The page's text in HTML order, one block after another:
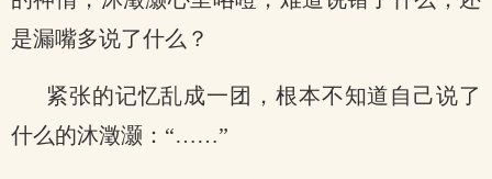
是漏嘴多说了什么？
紧张的记忆乱成一团，根本不知道自己说了
什么的沐澂灏：“……”